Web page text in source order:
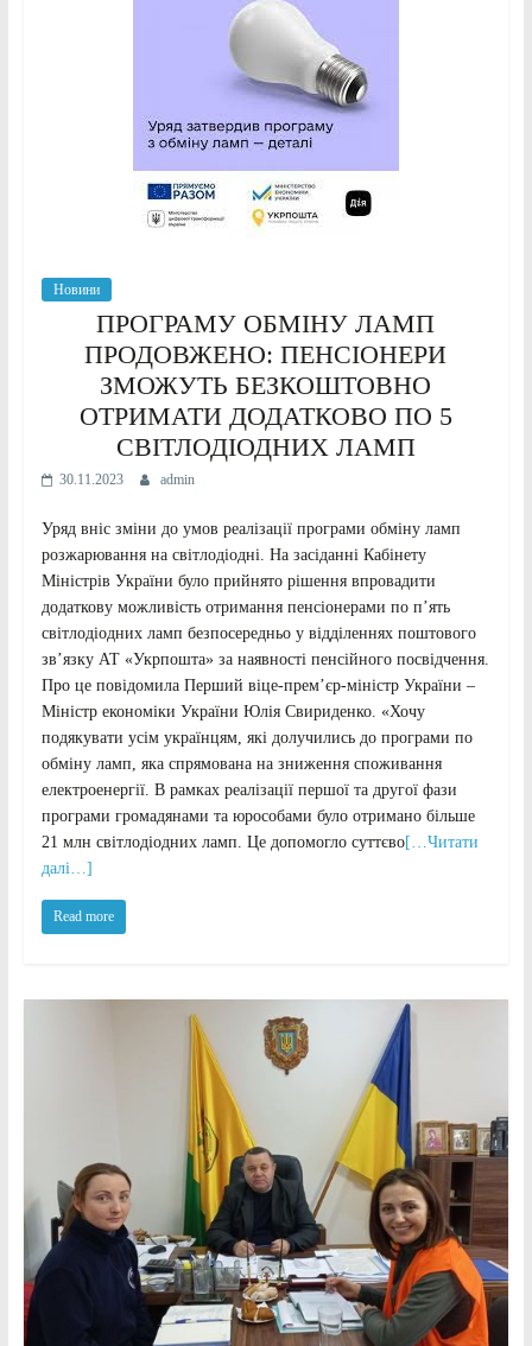
Новини
ПРОГРАМУ ОБМІНУ ЛАМП
ПРОДОВЖЕНО: ПЕНСІОНЕРИ
ЗМОЖУТЬ БЕЗКОШТОВНО
ОТРИМАТИ ДОДАТКОВО ПО 5
СВІТЛОДІОДНИХ ЛАМП
30.11.2023 admin
Уряд вніс зміни до умов реалізації програми обміну ламп
розжарювання на світлодіодні. На засіданні Кабінету
Міністрів України було прийнято рішення впровадити
додаткову можливість отримання пенсіонерами по п’ять
світлодіодних ламп безпосередньо у відділеннях поштового
зв’язку АТ «Укрпошта» за наявності пенсійного посвідчення.
Про це повідомила Перший віце-прем’єр-міністр України –
Міністр економіки України Юлія Свириденко. «Хочу
подякувати усім українцям, які долучились до програми по
обміну ламп, яка спрямована на зниження споживання
електроенергії. В рамках реалізації першої та другої фази
програми громадянами та юрособами було отримано більше
21 млн світлодіодних ламп. Це допомогло суттєво[…Читати
далі…]
Read more